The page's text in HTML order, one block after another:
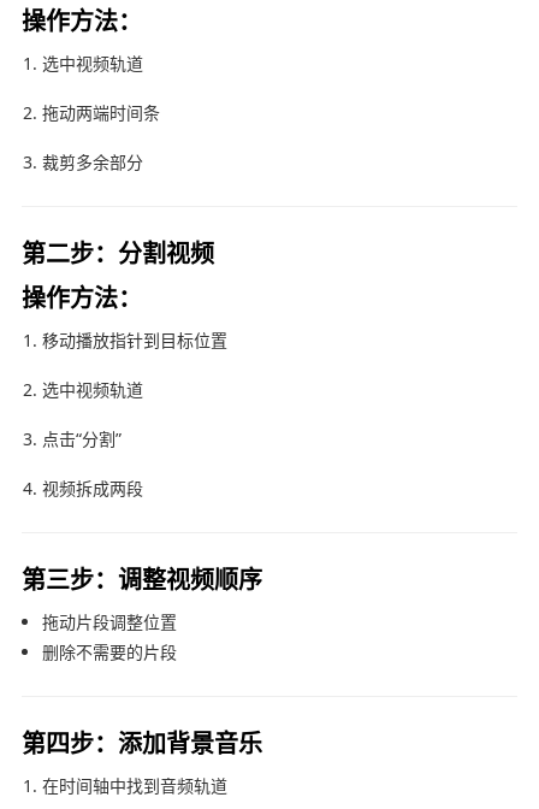
操作方法：
选中视频轨道
拖动两端时间条
裁剪多余部分
第二步：分割视频
操作方法：
移动播放指针到目标位置
选中视频轨道
点击“分割”
视频拆成两段
第三步：调整视频顺序
拖动片段调整位置
删除不需要的片段
第四步：添加背景音乐
在时间轴中找到音频轨道